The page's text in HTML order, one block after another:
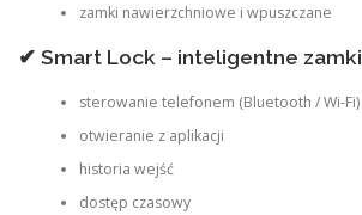
zamki nawierzchniowe i wpuszczane
✔ Smart Lock – inteligentne zamki
sterowanie telefonem (Bluetooth / Wi-Fi)
otwieranie z aplikacji
historia wejść
dostęp czasowy